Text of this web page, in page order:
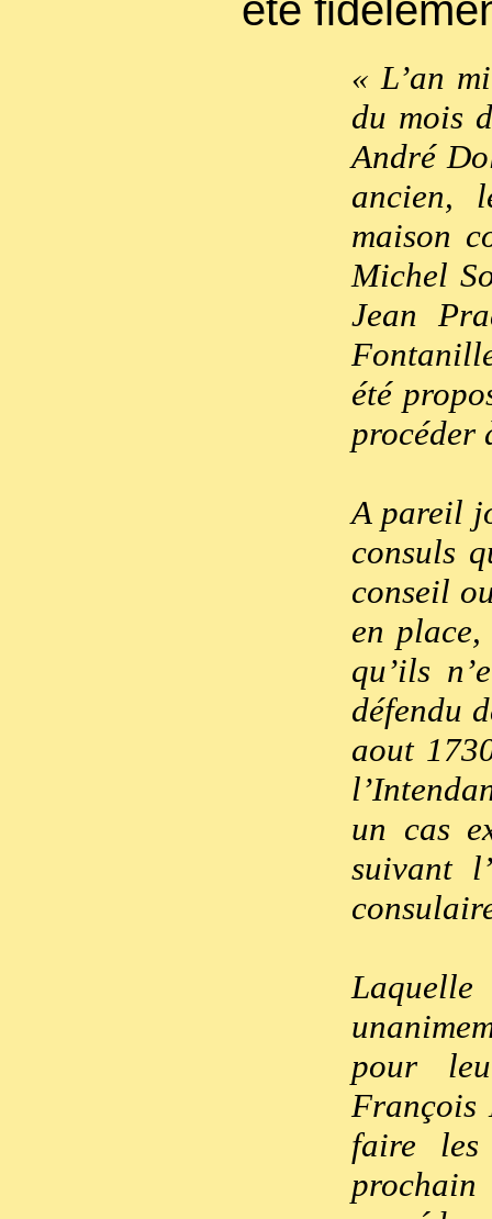
été
« L’an
du mois
André
ancien,
maison
Michel
Jean
été
procéder
A pareil
consuls
conseil
en
qu’ils
défendu
aout
un cas
suivant
pour
François
faire